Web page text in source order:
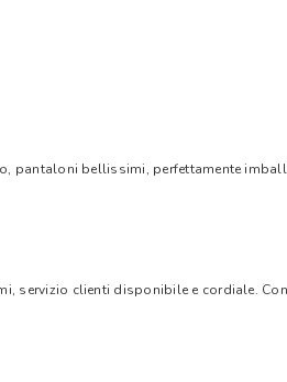
pantaloni bellissimi, perfettamente
servizio clienti disponibile e cordiale.